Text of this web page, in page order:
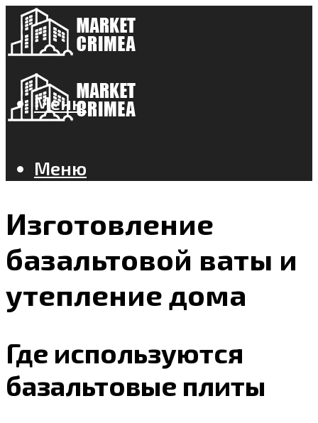
Меню
Меню
Изготовление
базальтовой ваты и
утепление дома
Где используются
базальтовые плиты